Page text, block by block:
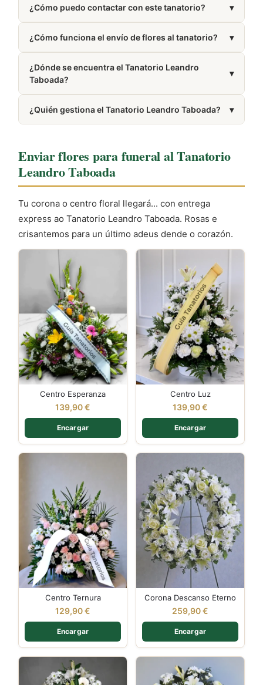
semana.
¿Cómo puedo contactar con este tanatorio? ▾
aparece en la sección Cómo llegar de esta misma
página.
¿Cómo funciona el envío de flores al tanatorio? ▾
que elaboran y entregan tu pedido directamente en
el tanatorio.
¿Dónde se encuentra el Tanatorio Leandro
Taboada?
▾
¿Quién gestiona el Tanatorio Leandro Taboada?
▾
Enviar flores para funeral al Tanatorio
Leandro Taboada
Tu corona o centro floral llegará... con entrega
express ao Tanatorio Leandro Taboada. Rosas e
crisantemos para un último adeus dende o corazón.
Centro Esperanza
139,90€
Encargar
Centro Luz
139,90€
Encargar
Centro Ternura
129,90€
Encargar
Corona Descanso Eterno
259,90€
Encargar